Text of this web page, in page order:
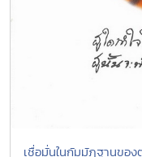
เชื่อมั่นในกัมมัฏฐานขอ